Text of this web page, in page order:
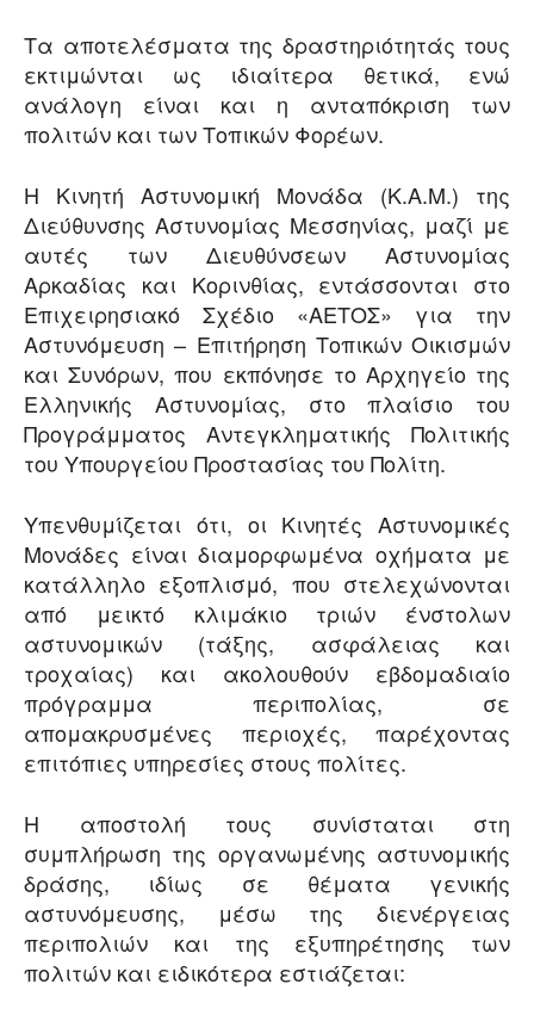
Τα αποτελέσματα της δραστηριότητάς τους
εκτιμώνται ως ιδιαίτερα θετικά, ενώ
ανάλογη είναι και η ανταπόκριση των
πολιτών και των Τοπικών Φορέων.
Η Κινητή Αστυνομική Μονάδα (Κ.Α.Μ.) της
Διεύθυνσης Αστυνομίας Μεσσηνίας, μαζί με
αυτές των Διευθύνσεων Αστυνομίας
Αρκαδίας και Κορινθίας, εντάσσονται στο
Επιχειρησιακό Σχέδιο «ΑΕΤΟΣ» για την
Αστυνόμευση – Επιτήρηση Τοπικών Οικισμών
και Συνόρων, που εκπόνησε το Αρχηγείο της
Ελληνικής Αστυνομίας, στο πλαίσιο του
Προγράμματος Αντεγκληματικής Πολιτικής
του Υπουργείου Προστασίας του Πολίτη.
Υπενθυμίζεται ότι, οι Κινητές Αστυνομικές
Μονάδες είναι διαμορφωμένα οχήματα με
κατάλληλο εξοπλισμό, που στελεχώνονται
από μεικτό κλιμάκιο τριών ένστολων
αστυνομικών (τάξης, ασφάλειας και
τροχαίας) και ακολουθούν εβδομαδιαίο
πρόγραμμα περιπολίας, σε
απομακρυσμένες περιοχές, παρέχοντας
επιτόπιες υπηρεσίες στους πολίτες.
Η αποστολή τους συνίσταται στη
συμπλήρωση της οργανωμένης αστυνομικής
δράσης, ιδίως σε θέματα γενικής
αστυνόμευσης, μέσω της διενέργειας
περιπολιών και της εξυπηρέτησης των
πολιτών και ειδικότερα εστιάζεται: